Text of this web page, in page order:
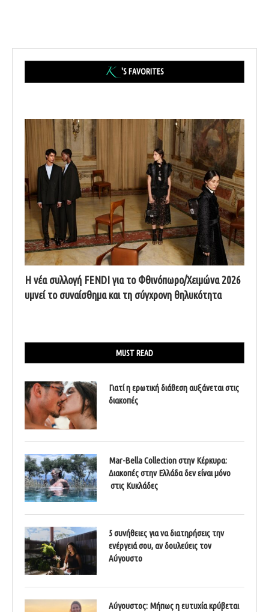
'S FAVORITES
Η νέα συλλογή FENDI για το Φθινόπωρο/Χειμώνα 2026
υμνεί το συναίσθημα και τη σύγχρονη θηλυκότητα
MUST READ
Γιατί η ερωτική διάθεση αυξάνεται στις
διακοπές
Mar-Bella Collection στην Κέρκυρα:
Διακοπές στην Ελλάδα δεν είναι μόνο
στις Κυκλάδες
5 συνήθειες για να διατηρήσεις την
ενέργειά σου, αν δουλεύεις τον
Αύγουστο
Αύγουστος: Μήπως η ευτυχία κρύβεται